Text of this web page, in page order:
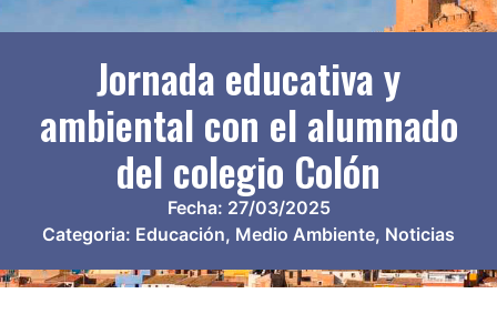
Jornada educativa y
ambiental con el alumnado
del colegio Colón
Fecha: 27/03/2025
Categoria: Educación, Medio Ambiente, Noticias